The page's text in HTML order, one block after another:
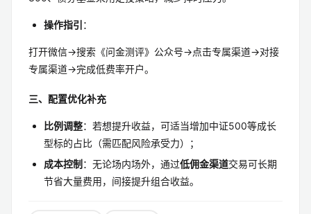
操作指引 ：
打开微信→搜索《问金测评》公众号→点击专属渠道→对接
专属渠道→完成低费率开户。
三、配置优化补充
比例调整：若想提升收益，可适当增加中证500等成长
型标的占比（需匹配风险承受力）；
成本控制 ：无论场内场外，通过低佣金渠道交易可长期
节省大量费用，间接提升组合收益。